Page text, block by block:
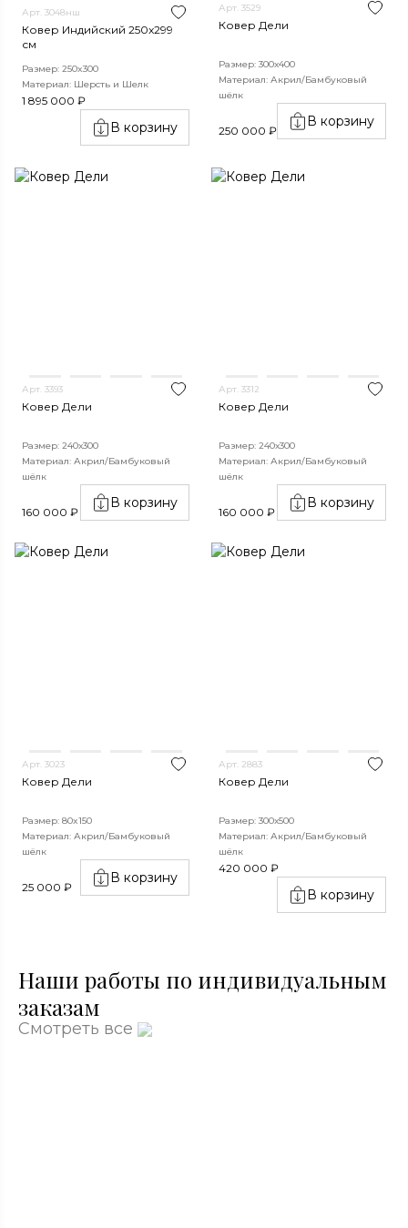
Арт. 3048нш
Ковер Индийский 250x299
см
Размер: 250x300
Материал: Шерсть и Шелк
1 895 000 ₽
В корзину
Арт. 3529
Ковер Дели
Размер: 300х400
Материал: Акрил/Бамбуковый
шёлк
250 000 ₽
В корзину
Арт. 3393
Ковер Дели
Размер: 240х300
Материал: Акрил/Бамбуковый
шёлк
160 000 ₽
В корзину
Арт. 3312
Ковер Дели
Размер: 240х300
Материал: Акрил/Бамбуковый
шёлк
160 000 ₽
В корзину
Арт. 3023
Ковер Дели
Размер: 80x150
Материал: Акрил/Бамбуковый
шёлк
25 000 ₽
В корзину
Арт. 2883
Ковер Дели
Размер: 300х500
Материал: Акрил/Бамбуковый
шёлк
420 000 ₽
В корзину
Наши работы по индивидуальным
заказам
Смотреть все